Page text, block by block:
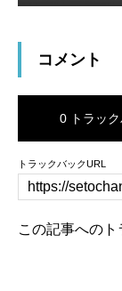
コメント
0 トラック
トラックバックURL
この記事へのト